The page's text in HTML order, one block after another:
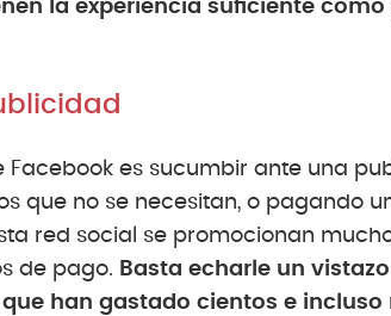
la experiencia suficiente
Facebook es sucumbir ante una
que no se necesitan, o pagando
red social se promocionan
de pago. Basta echarle un
han gastado cientos e incluso